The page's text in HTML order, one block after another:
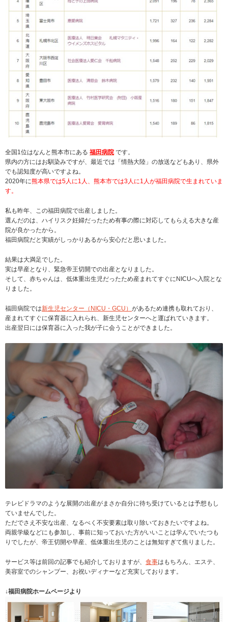
全国1位はなんと熊本市にある 福田病院 です。
県内の方にはお馴染みですが、最近では「情熱大陸」の放送などもあり、県外
でも認知度が高いですよね。
2020年に熊本県では5人に1人、熊本市では3人に1人が福田病院で生まれていま
す。
私も昨年、この福田病院で出産しました。
選んだのは、ハイリスク妊婦だったため有事の際に対応してもらえる大きな産
院が良かったから。
福田病院だと実績がしっかりあるから安心だと思いました。
結果は大満足でした。
実は早産となり、緊急帝王切開での出産となりました。
そして、赤ちゃんは、低体重出生児だったため産まれてすぐにNICUへ入院とな
りました。
福田病院では新生児センター（NICU・GCU） があるため連携も取れており、
産まれてすぐに保育器に入れられ、新生児センターへと運ばれていきます。
出産翌日には保育器に入った我が子に会うことができました。
テレビドラマのような展開の出産がまさか自分に待ち受けているとは予想もし
ていませんでした。
ただでさえ不安な出産、なるべく不安要素は取り除いておきたいですよね。
両親学級などにも参加し、事前に知っておいた方がいいことは学んでいたつも
りでしたが、帝王切開や早産、低体重出生児のことは無知すぎて焦りました。
サービス等は前回の記事でも紹介しておりますが、 食事はもちろん、エステ、
美容室でのシャンプー、お祝いディナーなど充実しております。
↓福田病院ホームページより